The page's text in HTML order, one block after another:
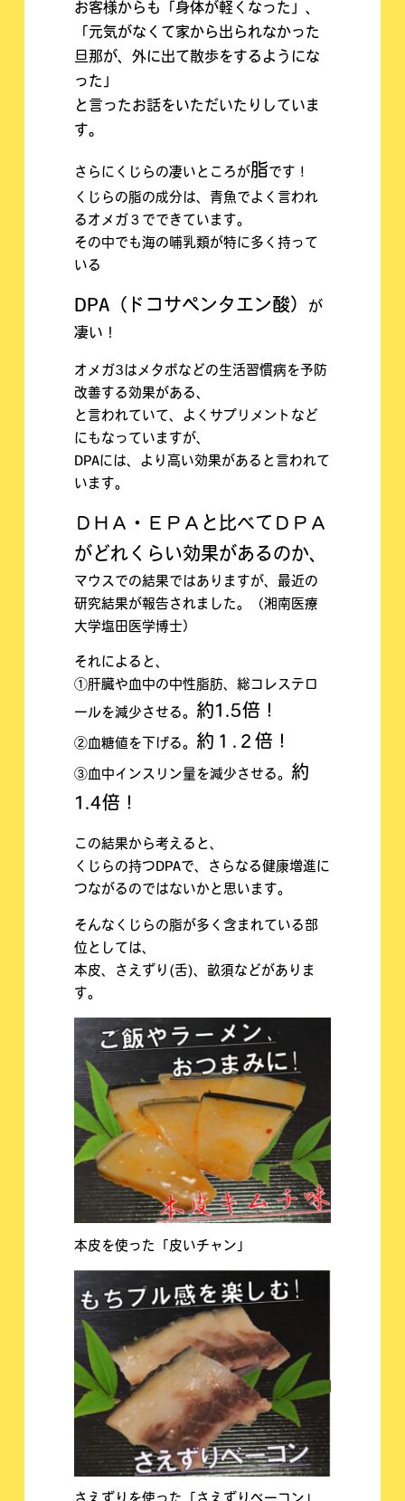
お客様からも「身体が軽くなった」、
「元気がなくて家から出られなかった
旦那が、外に出て散歩をするようにな
った」
と言ったお話をいただいたりしていま
す。
さらにくじらの凄いところが脂 です！
くじらの脂の成分は、青魚でよく言われ
るオメガ３でできています。
その中でも海の哺乳類が特に多く持って
いる
DPA（ドコサペンタエン酸）
が
凄い！
オメガ3はメタボなどの生活習慣病を予防
改善する効果がある、
と言われていて、よくサプリメントなど
にもなっていますが、
DPAには、より高い効果があると言われて
います。
ＤＨＡ・ＥＰＡと比べてＤＰＡ
がどれくらい効果があるのか、
マウスでの結果ではありますが、最近の
研究結果が報告されました。（湘南医療
大学塩田医学博士）
それによると、
①肝臓や血中の中性脂肪、総コレステロ
ールを減少させる。 約1.5倍！
②血糖値を下げる。 約１.２倍！
③血中インスリン量を減少させる。 約
1.4倍！
この結果から考えると、
くじらの持つDPAで、さらなる健康増進に
つながるのではないかと思います。
そんなくじらの脂が多く含まれている部
位としては、
本皮、さえずり(舌)、畝須などがありま
す。
本皮を使った「皮いチャン」